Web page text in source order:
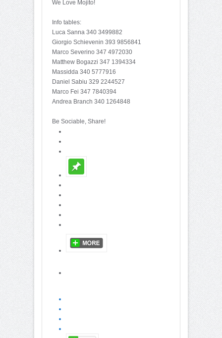
We Love Mojito!
Info tables:
Luca Sanna 340 3499882
Giorgio Schievenin 393 9856841
Marco Severino 347 4972030
Matthew Bogazzi 347 1394334
Massidda 340 5777916
Daniel Sabiu 329 2244527
Marco Fei 347 7840394
Andrea Branch 340 1264848
Be Sociable, Share!